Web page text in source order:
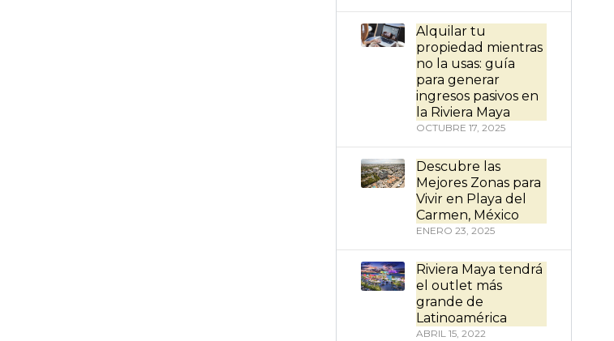
Alquilar tu
propiedad mientras
no la usas: guía
para generar
ingresos pasivos en
la Riviera Maya
OCTUBRE 17, 2025
Descubre las
Mejores Zonas para
Vivir en Playa del
Carmen, México
ENERO 23, 2025
Riviera Maya tendrá
el outlet más
grande de
Latinoamérica
ABRIL 15, 2022